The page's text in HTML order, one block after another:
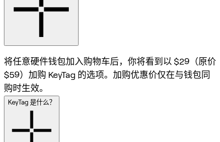
将任意硬件钱包加入购物车后，你将看到以 $29（原价
$59）加购 KeyTag 的选项。加购优惠价仅在与钱包同
购时生效。
KeyTag 是什么？